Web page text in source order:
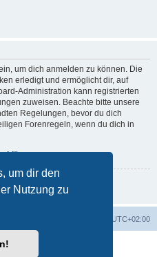
um dir den
Nutzung zu
um dich anmelden zu können. Die
erledigt und ermöglicht dir, auf
Administration kann registrierten
zuweisen. Beachte bitte unsere
Regelungen, bevor du dich
Forenregeln, wenn du dich in
UTC+02:00
Software © phpBB Limited